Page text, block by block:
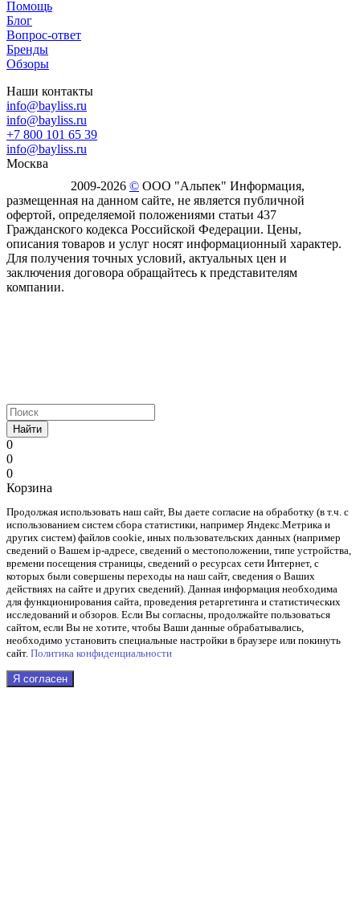
Помощь
Блог
Вопрос-ответ
Бренды
Обзоры
Наши контакты
info@bayliss.ru
info@bayliss.ru
+7 800 101 65 39
info@bayliss.ru
Москва
2009-2026 © ООО "Альпек" Информация,
размещенная на данном сайте, не является публичной
офертой, определяемой положениями статьи 437
Гражданского кодекса Российской Федерации. Цены,
описания товаров и услуг носят информационный характер.
Для получения точных условий, актуальных цен и
заключения договора обращайтесь к представителям
компании.
Найти
0
0
0
Корзина
Продолжая использовать наш cайт, Вы даете согласие на обработку (в т.ч. с
использованием систем сбора статистики, например Яндекс.Метрика и
других систем) файлов cookie, иных пользовательских данных (например
сведений о Вашем ip-адресе, сведений о местоположении, типе устройства,
времени посещения страницы, сведений о ресурсах сети Интернет, с
которых были совершены переходы на наш сайт, сведения о Ваших
действиях на сайте и других сведений). Данная информация необходима
для функционирования сайта, проведения ретаргетинга и статистических
исследований и обзоров. Если Вы согласны, продолжайте пользоваться
сайтом, если Вы не хотите, чтобы Ваши данные обрабатывались,
необходимо установить специальные настройки в браузере или покинуть
сайт. Политика конфиденциальности
Я согласен